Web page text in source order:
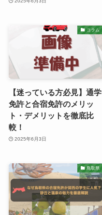
コラム
【迷っている方必見】通学
免許と合宿免許のメリッ
ト・デメリットを徹底比
較！
2025年6月3日
鳥取県